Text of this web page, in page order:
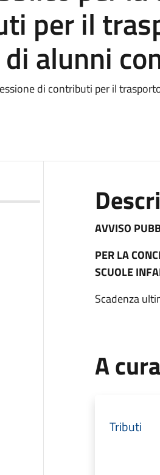
per il
alunni
di contributi per il
AVVISO
PER LA
SCUOLE
Scadenza
A
Tributi